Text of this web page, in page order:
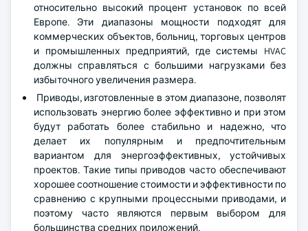
относительно высокий процент установок по всей
Европе. Эти диапазоны мощности подходят для
коммерческих объектов, больниц, торговых центров
и промышленных предприятий, где системы HVAC
должны справляться с большими нагрузками без
избыточного увеличения размера.
Приводы, изготовленные в этом диапазоне, позволят
использовать энергию более эффективно и при этом
будут работать более стабильно и надежно, что
делает их популярным и предпочтительным
вариантом для энергоэффективных, устойчивых
проектов. Такие типы приводов часто обеспечивают
хорошее соотношение стоимости и эффективности по
сравнению с крупными процессными приводами, и
поэтому часто являются первым выбором для
большинства средних приложений.